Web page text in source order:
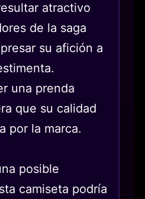
atractivo
de la saga
su afición a
una prenda
que su calidad
por la marca.
posible
camiseta podría